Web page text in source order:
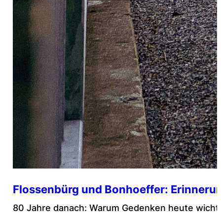
Flossenbürg und Bonhoeffer:
80 Jahre danach: Warum Gedenken heute